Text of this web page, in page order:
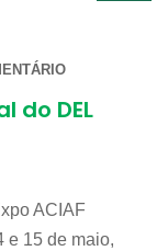
do DEL
ACIAF
e 15 de maio,